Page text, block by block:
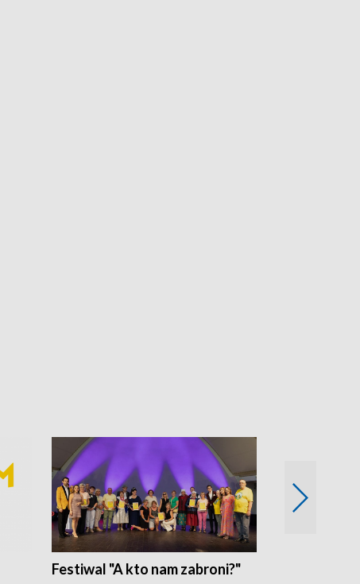
Festiwal "A kto nam zabroni?"